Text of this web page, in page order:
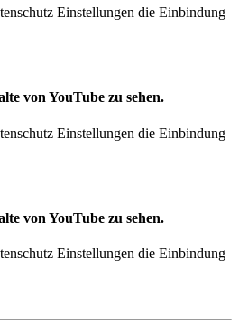
Einstellungen die Einbindung
von YouTube zu sehen.
Einstellungen die Einbindung
von YouTube zu sehen.
Einstellungen die Einbindung